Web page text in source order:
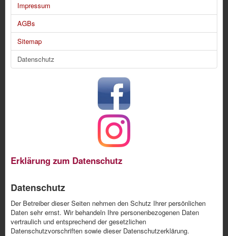
Impressum
AGBs
Sitemap
Datenschutz
Erklärung zum Datenschutz
Datenschutz
Der Betreiber dieser Seiten nehmen den Schutz Ihrer persönlichen
Daten sehr ernst. Wir behandeln Ihre personenbezogenen Daten
vertraulich und entsprechend der gesetzlichen
Datenschutzvorschriften sowie dieser Datenschutzerklärung.